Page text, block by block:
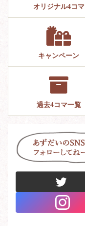
オリジナル4コマ
キャンペーン
過去4コマ一覧